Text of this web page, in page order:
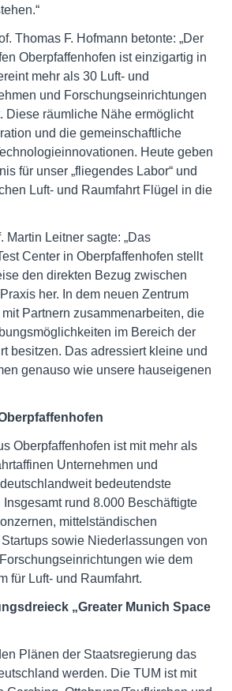
Thomas F. Hofmann betonte: „Der
Oberpfaffenhofen ist einzigartig in
mehr als 30 Luft- und
und Forschungseinrichtungen
Diese räumliche Nähe ermöglicht
und die gemeinschaftliche
Heute geben
für unser „fliegendes Labor“ und
Luft- und Raumfahrt Flügel in die
Martin Leitner sagte: „Das
Center in Oberpfaffenhofen stellt
den direkten Bezug zwischen
her. In dem neuen Zentrum
Partnern zusammenarbeiten, die
im Bereich der
besitzen. Das adressiert kleine und
genauso wie unsere hauseigenen
Oberpfaffenhofen ist mit mehr als
Unternehmen und
bedeutendste
rund 8.000 Beschäftigte
mittelständischen
sowie Niederlassungen von
wie dem
für Luft- und Raumfahrt.
„Greater Munich Space
Plänen der Staatsregierung das
werden. Die TUM ist mit